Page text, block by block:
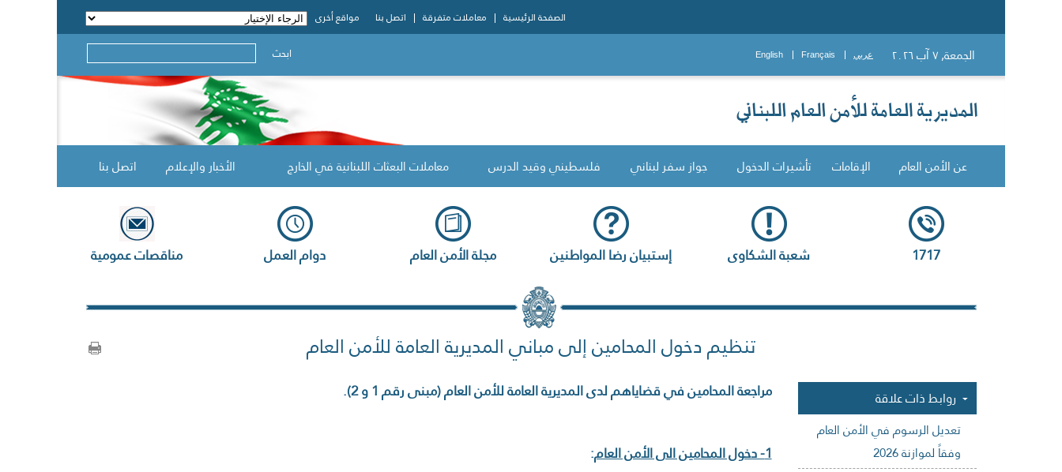
الصفحة الرئيسية معاملات متفرقة اتصل بنا مواقع أخرى
الجمعة, ٧ آب ٢٠٢٦ عربي Français
English ابحث
عن الأمن العام الإقامات تأشيرات الدخول جواز سفر لبناني فلسطيني وقيد الدرس معاملات البعثات اللبنانية في الخارج الأخبار والإعلام اتصل بنا
1717 شعبة الشكاوى إستبيان رضا المواطنين مجلة الأمن العام دوام العمل مناقصات عمومية
تنظيم دخول المحامين إلى مباني المديرية العامة للأمن العام
روابط ذات علاقة
تعديل الرسوم في الأمن العام
وفقاً لموازنة 2026
مراجعة المحامين في قضاياهم لدى المديرية العامة للأمن العام (مبنى رقم 1 و 2).
1- دخول المحامين الى الأمن العام :